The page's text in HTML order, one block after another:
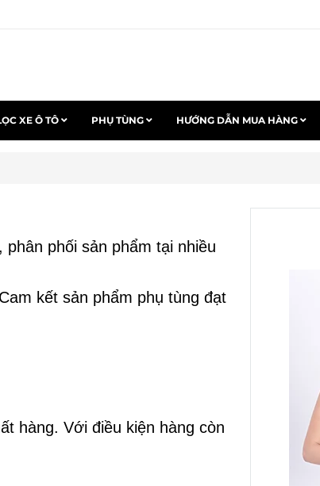
XE Ô TÔ PHỤ TÙNG HƯỚNG DẪN MUA HÀNG
phối sản phẩm tại nhiều
kết sản phẩm phụ tùng đạt
hàng. Với điều kiện hàng còn